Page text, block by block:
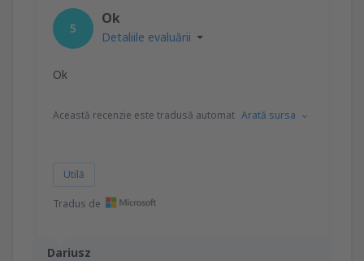
Dariusz
5
Ok
Detaliile evaluării
Ok
Această recenzie este tradusă automat Arată sursa
Utilă
Tradus de